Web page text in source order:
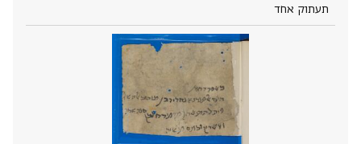
תעתוק אחד